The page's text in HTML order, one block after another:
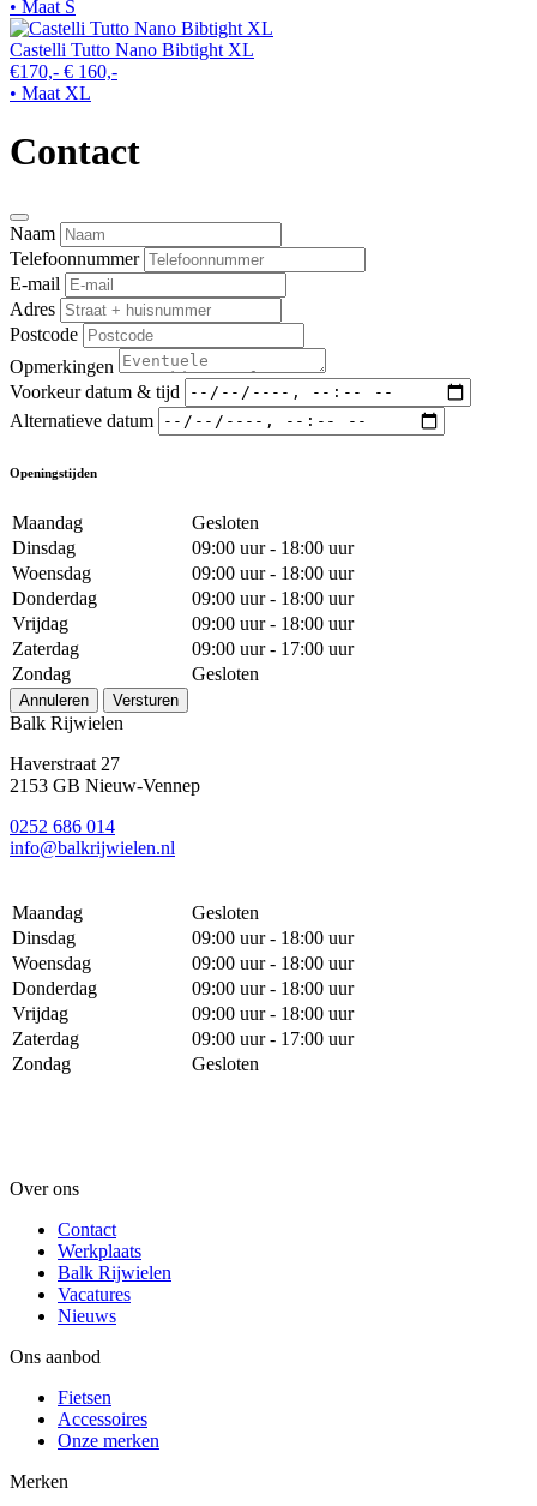
• Maat S
Castelli Tutto Nano Bibtight XL
€170,- € 160,-
• Maat XL
Contact
Naam
Telefoonnummer
E-mail
Adres
Postcode
Opmerkingen
Voorkeur datum & tijd
Alternatieve datum
Openingstijden
Maandag
Gesloten
Dinsdag
09:00 uur - 18:00 uur
Woensdag
09:00 uur - 18:00 uur
Donderdag
09:00 uur - 18:00 uur
Vrijdag
09:00 uur - 18:00 uur
Zaterdag
09:00 uur - 17:00 uur
Zondag
Gesloten
Annuleren Versturen
Balk Rijwielen
Haverstraat 27
2153 GB Nieuw-Vennep
0252 686 014
info@balkrijwielen.nl
Maandag
Gesloten
Dinsdag
09:00 uur - 18:00 uur
Woensdag
09:00 uur - 18:00 uur
Donderdag
09:00 uur - 18:00 uur
Vrijdag
09:00 uur - 18:00 uur
Zaterdag
09:00 uur - 17:00 uur
Zondag
Gesloten
Over ons
Contact
Werkplaats
Balk Rijwielen
Vacatures
Nieuws
Ons aanbod
Fietsen
Accessoires
Onze merken
Merken